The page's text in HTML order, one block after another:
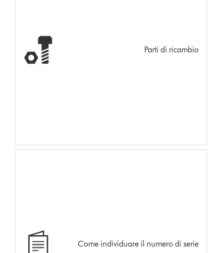
Parti di ricambio
Come individuare il numero di serie